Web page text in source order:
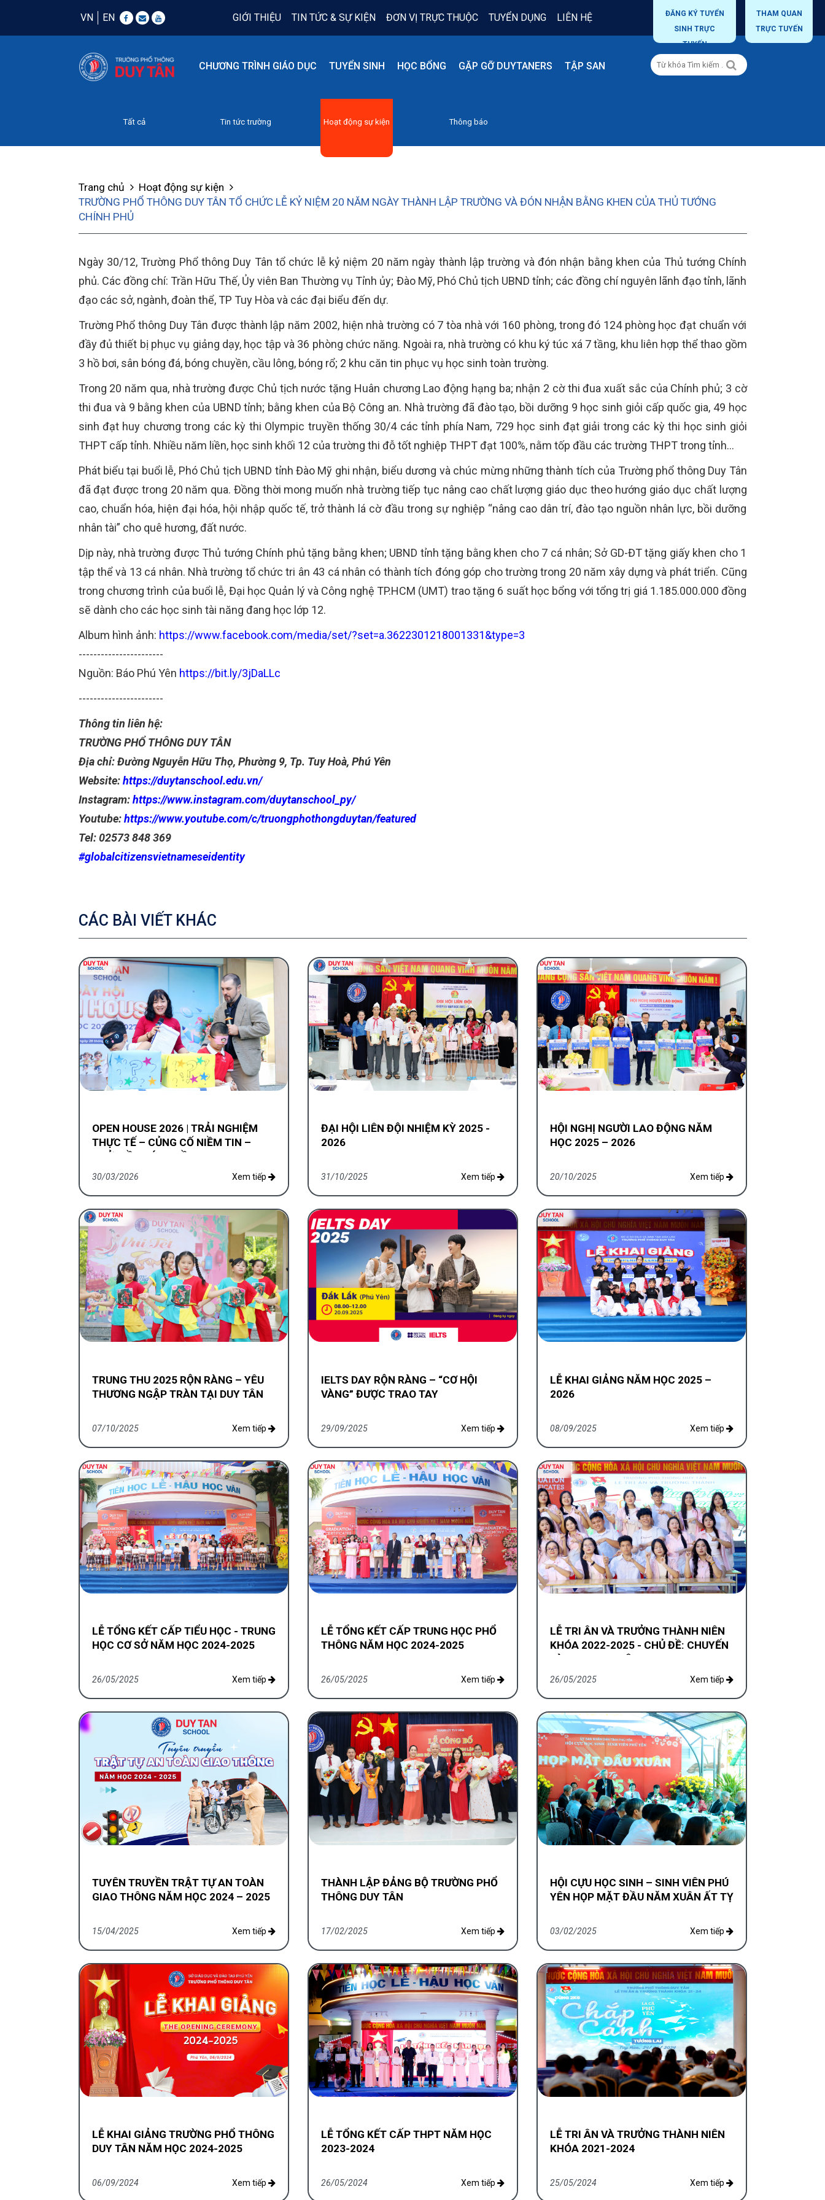
VN EN GIỚI THIỆU TIN TỨC & SỰ KIỆN ĐƠN VỊ TRỰC THUỘC TUYỂN DỤNG LIÊN HỆ
ĐĂNG KÝ TUYỂN
SINH TRỰC
TUYẾN
THAM QUAN
TRỰC TUYẾN
CHƯƠNG TRÌNH GIÁO DỤC TUYỂN SINH HỌC BỔNG GẶP GỠ DUYTANERS TẬP SAN
Tất cả Tin tức trường Hoạt động sự kiện Thông báo
Trang chủ
Hoạt động sự kiện
TRƯỜNG PHỔ THÔNG DUY TÂN TỔ CHỨC LỄ KỶ NIỆM 20 NĂM NGÀY THÀNH LẬP TRƯỜNG VÀ ĐÓN NHẬN BẰNG KHEN CỦA THỦ TƯỚNG
CHÍNH PHỦ
Ngày 30/12, Trường Phổ thông Duy Tân tổ chức lễ kỷ niệm 20 năm ngày thành lập trường và đón nhận bằng khen của Thủ tướng Chính
phủ. Các đồng chí: Trần Hữu Thế, Ủy viên Ban Thường vụ Tỉnh ủy; Đào Mỹ, Phó Chủ tịch UBND tỉnh; các đồng chí nguyên lãnh đạo tỉnh, lãnh
đạo các sở, ngành, đoàn thể, TP Tuy Hòa và các đại biểu đến dự.
Trường Phổ thông Duy Tân được thành lập năm 2002, hiện nhà trường có 7 tòa nhà với 160 phòng, trong đó 124 phòng học đạt chuẩn với
đầy đủ thiết bị phục vụ giảng dạy, học tập và 36 phòng chức năng. Ngoài ra, nhà trường có khu ký túc xá 7 tầng, khu liên hợp thể thao gồm
3 hồ bơi, sân bóng đá, bóng chuyền, cầu lông, bóng rổ; 2 khu căn tin phục vụ học sinh toàn trường.
Trong 20 năm qua, nhà trường được Chủ tịch nước tặng Huân chương Lao động hạng ba; nhận 2 cờ thi đua xuất sắc của Chính phủ; 3 cờ
thi đua và 9 bằng khen của UBND tỉnh; bằng khen của Bộ Công an. Nhà trường đã đào tạo, bồi dưỡng 9 học sinh giỏi cấp quốc gia, 49 học
sinh đạt huy chương trong các kỳ thi Olympic truyền thống 30/4 các tỉnh phía Nam, 729 học sinh đạt giải trong các kỳ thi học sinh giỏi
THPT cấp tỉnh. Nhiều năm liền, học sinh khối 12 của trường thi đỗ tốt nghiệp THPT đạt 100%, nằm tốp đầu các trường THPT trong tỉnh...
Phát biểu tại buổi lễ, Phó Chủ tịch UBND tỉnh Đào Mỹ ghi nhận, biểu dương và chúc mừng những thành tích của Trường phổ thông Duy Tân
đã đạt được trong 20 năm qua. Đồng thời mong muốn nhà trường tiếp tục nâng cao chất lượng giáo dục theo hướng giáo dục chất lượng
cao, chuẩn hóa, hiện đại hóa, hội nhập quốc tế, trở thành lá cờ đầu trong sự nghiệp “nâng cao dân trí, đào tạo nguồn nhân lực, bồi dưỡng
nhân tài” cho quê hương, đất nước.
Dịp này, nhà trường được Thủ tướng Chính phủ tặng bằng khen; UBND tỉnh tặng bằng khen cho 7 cá nhân; Sở GD-ĐT tặng giấy khen cho 1
tập thể và 13 cá nhân. Nhà trường tổ chức tri ân 43 cá nhân có thành tích đóng góp cho trường trong 20 năm xây dựng và phát triển. Cũng
trong chương trình của buổi lễ, Đại học Quản lý và Công nghệ TP.HCM (UMT) trao tặng 6 suất học bổng với tổng trị giá 1.185.000.000 đồng
sẽ dành cho các học sinh tài năng đang học lớp 12.
Album hình ảnh: https://www.facebook.com/media/set/?set=a.3622301218001331&type=3
-----------------------
Nguồn: Báo Phú Yên https://bit.ly/3jDaLLc
-----------------------
Thông tin liên hệ:
TRƯỜNG PHỔ THÔNG DUY TÂN
Địa chỉ: Đường Nguyễn Hữu Thọ, Phường 9, Tp. Tuy Hoà, Phú Yên
Website:https://duytanschool.edu.vn/
Instagram:https://www.instagram.com/duytanschool_py/
Youtube:https://www.youtube.com/c/truongphothongduytan/featured
Tel: 02573 848 369
#globalcitizensvietnameseidentity
CÁC BÀI VIẾT KHÁC
OPEN HOUSE 2026 | TRẢI NGHIỆM
THỰC TẾ – CỦNG CỐ NIỀM TIN –
KHỞI ĐẦU XỨNG TẦM
30/03/2026 Xem tiếp
ĐẠI HỘI LIÊN ĐỘI NHIỆM KỲ 2025 -
2026
31/10/2025 Xem tiếp
HỘI NGHỊ NGƯỜI LAO ĐỘNG NĂM
HỌC 2025 – 2026
20/10/2025 Xem tiếp
TRUNG THU 2025 RỘN RÀNG – YÊU
THƯƠNG NGẬP TRÀN TẠI DUY TÂN
07/10/2025 Xem tiếp
IELTS DAY RỘN RÀNG – “CƠ HỘI
VÀNG” ĐƯỢC TRAO TAY
29/09/2025 Xem tiếp
LỄ KHAI GIẢNG NĂM HỌC 2025 –
2026
08/09/2025 Xem tiếp
LỄ TỔNG KẾT CẤP TIỂU HỌC - TRUNG
HỌC CƠ SỞ NĂM HỌC 2024-2025
26/05/2025 Xem tiếp
LỄ TỔNG KẾT CẤP TRUNG HỌC PHỔ
THÔNG NĂM HỌC 2024-2025
26/05/2025 Xem tiếp
LỄ TRI ÂN VÀ TRƯỞNG THÀNH NIÊN
KHÓA 2022-2025 - CHỦ ĐỀ: CHUYẾN
26/05/2025 Xem tiếp
TUYÊN TRUYỀN TRẬT TỰ AN TOÀN
GIAO THÔNG NĂM HỌC 2024 – 2025
15/04/2025 Xem tiếp
THÀNH LẬP ĐẢNG BỘ TRƯỜNG PHỔ
THÔNG DUY TÂN
17/02/2025 Xem tiếp
HỘI CỰU HỌC SINH – SINH VIÊN PHÚ
YÊN HỌP MẶT ĐẦU NĂM XUÂN ẤT TỴ
03/02/2025 Xem tiếp
LỄ KHAI GIẢNG TRƯỜNG PHỔ THÔNG
DUY TÂN NĂM HỌC 2024-2025
06/09/2024 Xem tiếp
LỄ TỔNG KẾT CẤP THPT NĂM HỌC
2023-2024
26/05/2024 Xem tiếp
LỄ TRI ÂN VÀ TRƯỞNG THÀNH NIÊN
KHÓA 2021-2024
25/05/2024 Xem tiếp